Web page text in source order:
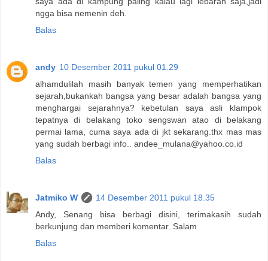
ngga bisa nemenin deh.
Balas
andy 10 Desember 2011 pukul 01.29
alhamdulilah masih banyak temen yang memperhatikan
sejarah,bukankah bangsa yang besar adalah bangsa yang
menghargai sejarahnya? kebetulan saya asli klampok
tepatnya di belakang toko sengswan atao di belakang
permai lama, cuma saya ada di jkt sekarang.thx mas mas
yang sudah berbagi info.. andee_mulana@yahoo.co.id
Balas
Jatmiko W
14 Desember 2011 pukul 18.35
Andy, Senang bisa berbagi disini, terimakasih sudah
berkunjung dan memberi komentar. Salam
Balas